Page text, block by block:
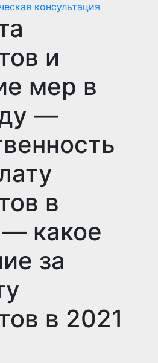
консультация
и
мер в
—
в
какое
за
в 2021